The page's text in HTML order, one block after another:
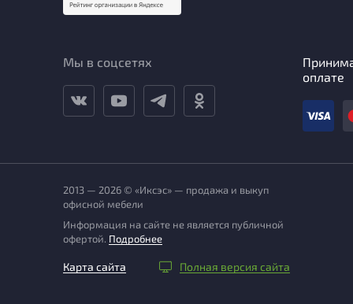
Мы в соцсетях
оплате
2013 — 2026 © «Иксэс» — продажа и выкуп
офисной мебели
Информация на сайте не является публичной
офертой. Подробнее
Карта сайта Полная версия сайта